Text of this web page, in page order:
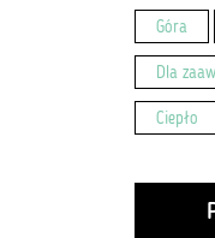
Góra
Dla
Ciepło